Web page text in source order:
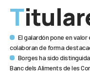
El galardón pone en
colaboran de forma
Borges ha sido
Banc dels Aliments de les